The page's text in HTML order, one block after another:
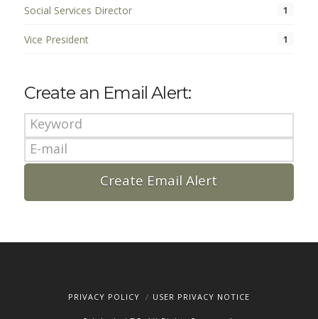
Social Services Director 1
Vice President 1
Create an Email Alert:
PRIVACY POLICY USER PRIVACY NOTICE